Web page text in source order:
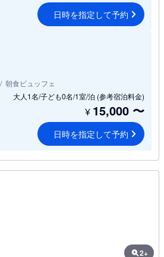
日時を指定して予約
朝食ビュッフェ
大人1名/子ども0名/1室/泊 (参考宿泊料金)
¥ 15,000 〜
日時を指定して予約
2+